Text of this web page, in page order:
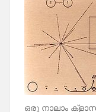
ഒരു നാലാം